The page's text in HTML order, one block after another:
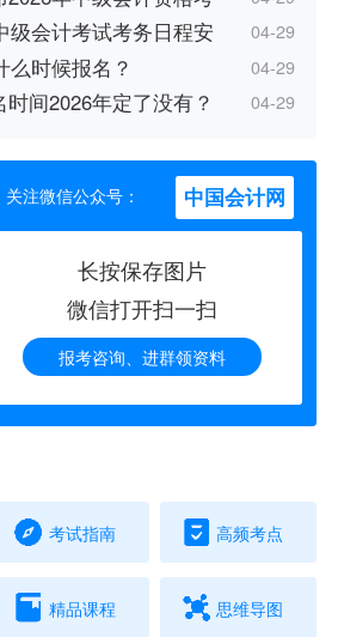
级会计考试考务日程安 04-29
么时候报名？ 04-29
间2026年定了没有？ 04-29
注微信公众号： 中国会计网
长按保存图片
微信打开扫一扫
报考咨询、进群领资料
考试指南 高频考点
精品课程 思维导图